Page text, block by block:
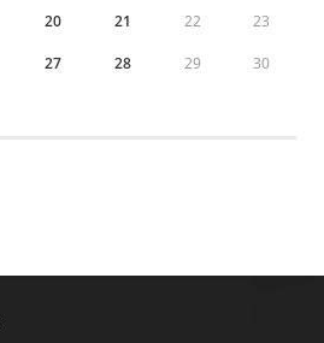
20 21 22 23
27 28 29 30